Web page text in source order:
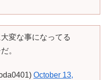
変な事になってる
。
October 13,